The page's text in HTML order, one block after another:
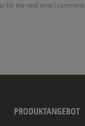
for the next time I comment.
PRODUKTANGEBOT